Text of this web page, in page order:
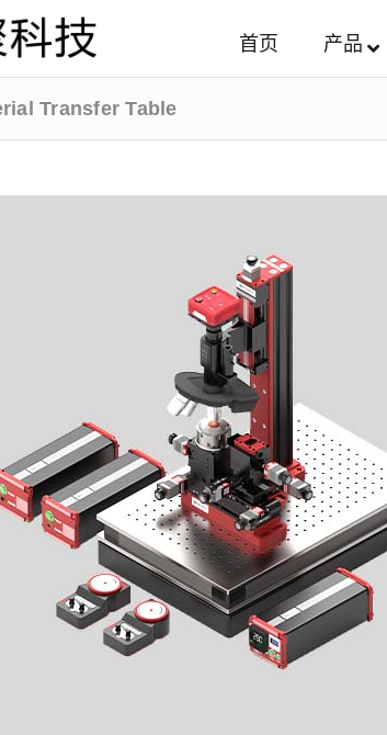
首页 产品
Transfer Table